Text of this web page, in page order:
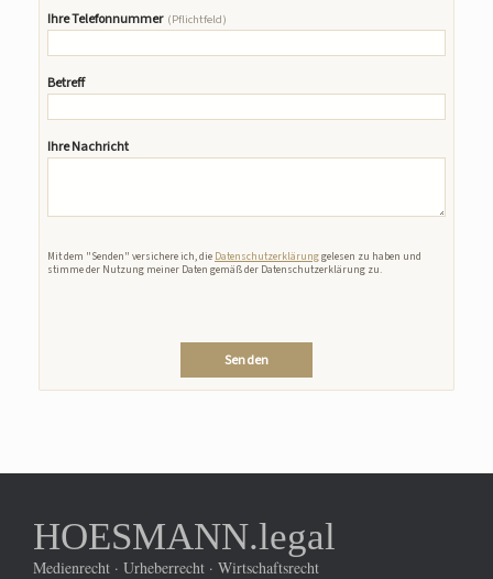
Ihre Telefonnummer (Pflichtfeld)
Betreff
Ihre Nachricht
Mit dem "Senden" versichere ich, die Datenschutzerklärunggelesen zu haben und
stimme der Nutzung meiner Daten gemäß der Datenschutzerklärung zu.
HOESMANN.legal
Medienrecht · Urheberrecht · Wirtschaftsrecht